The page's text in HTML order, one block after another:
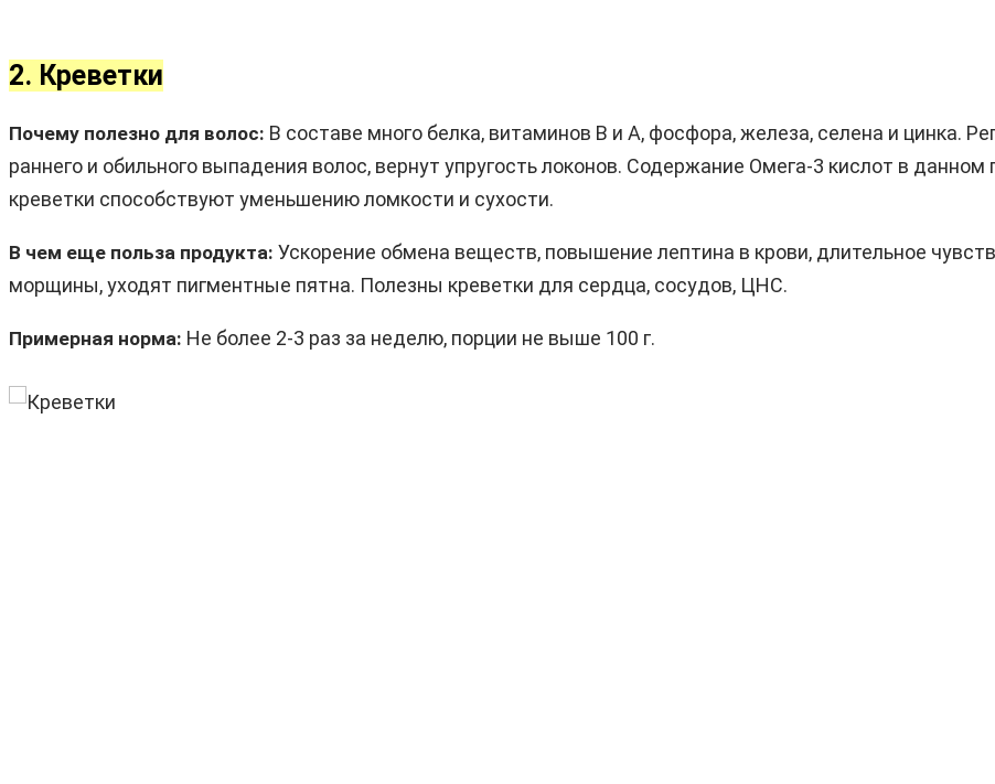
2. Креветки
Почему полезно для волос: В составе много белка, витаминов B и A, фосфора, железа, селена и цинка.
раннего и обильного выпадения волос, вернут упругость локонов. Содержание Омега-3 кислот в
креветки способствуют уменьшению ломкости и сухости.
В чем еще польза продукта: Ускорение обмена веществ, повышение лептина в крови, длительное
морщины, уходят пигментные пятна. Полезны креветки для сердца, сосудов, ЦНС.
Примерная норма: Не более 2-3 раз за неделю, порции не выше 100 г.